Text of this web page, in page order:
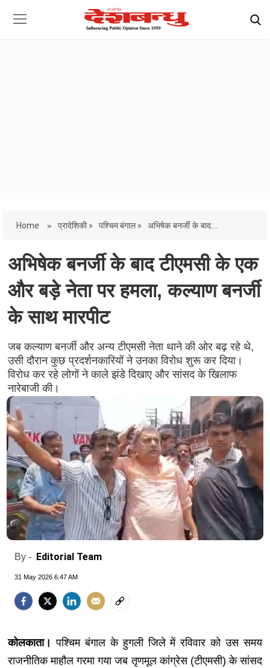
Home » प्रादेशिकी » पश्चिम बंगाल » अभिषेक बनर्जी के बाद...
अभिषेक बनर्जी के बाद टीएमसी के एक
और बड़े नेता पर हमला, कल्याण बनर्जी
के साथ मारपीट
जब कल्याण बनर्जी और अन्य टीएमसी नेता थाने की ओर बढ़ रहे थे,
उसी दौरान कुछ प्रदर्शनकारियों ने उनका विरोध शुरू कर दिया।
विरोध कर रहे लोगों ने काले झंडे दिखाए और सांसद के खिलाफ
नारेबाजी की।
By - Editorial Team
31 May 2026 6:47 AM
कोलकाता।पश्चिम बंगाल के हुगली जिले में रविवार को उस समय
राजनीतिक माहौल गरमा गया जब तृणमूल कांग्रेस (टीएमसी) के सांसद